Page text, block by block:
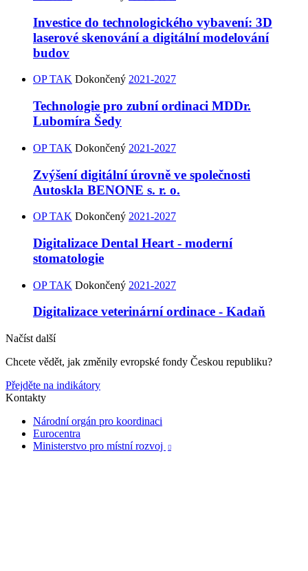
Investice do technologického vybavení: 3D
laserové skenování a digitální modelování
budov
OP TAK Dokončený 2021-2027
Technologie pro zubní ordinaci MDDr.
Lubomíra Šedy
OP TAK Dokončený 2021-2027
Zvýšení digitální úrovně ve společnosti
Autoskla BENONE s. r. o.
OP TAK Dokončený 2021-2027
Digitalizace Dental Heart - moderní
stomatologie
OP TAK Dokončený 2021-2027
Digitalizace veterinární ordinace - Kadaň
Načíst další
27
351
1007
108
415
315
254
790
406
408
338
780
367
629
Chcete vědět, jak změnily evropské fondy Českou republiku?
Přejděte na indikátory
Kontakty
Národní orgán pro koordinaci
Eurocentra
Ministerstvo pro místní rozvoj
